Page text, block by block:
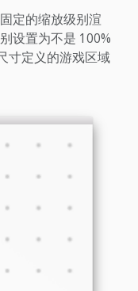
定的缩放级别渲
设置为不是 100%
寸定义的游戏区域